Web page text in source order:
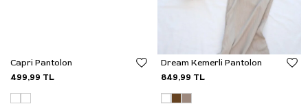
Capri Pantolon
499,99 TL
Dream Kemerli Pantolon
849,99 TL